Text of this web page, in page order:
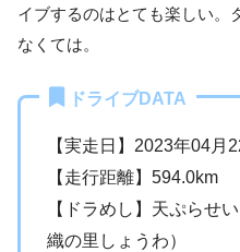
イブするのはとても楽しい。
なくては。
ドライブDATA
【実走日】2023年04月
【走行距離】594.0km
【ドラめし】天ぷらせ
織の里しょうわ）